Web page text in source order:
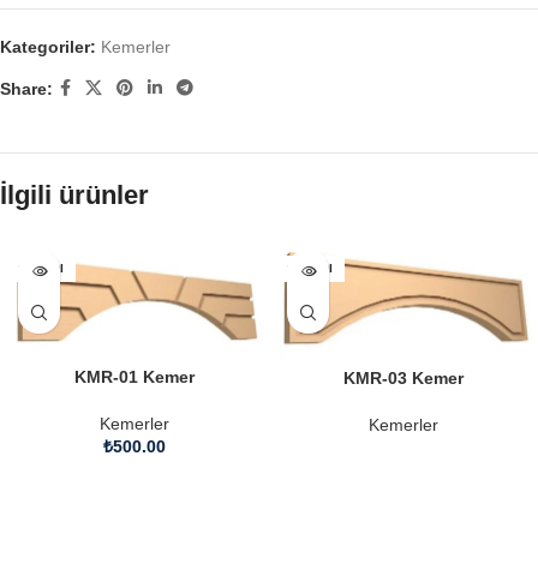
Kategoriler: Kemerler
Share:
İlgili ürünler
SATILDI
KMR-01 Kemer
Kemerler
₺500.00
SATILDI
KMR-03 Kemer
Kemerler